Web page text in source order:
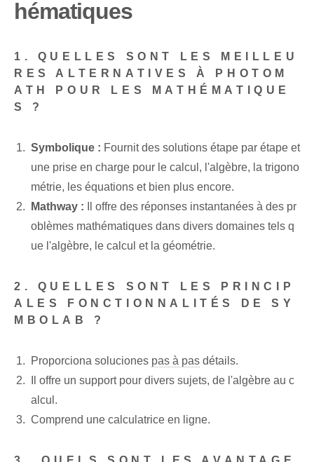
hématiques
1. QUELLES SONT LES MEILLEU
RES ALTERNATIVES À PHOTOM
ATH POUR LES MATHÉMATIQUE
S ?
Symbolique : ‌Fournit des solutions étape par étape et
une prise en charge pour le calcul, l'algèbre, la trigono
métrie, les équations et bien plus encore.
Mathway : Il offre des réponses instantanées à des pr
oblèmes mathématiques dans divers domaines tels q
ue l'algèbre, le calcul et la géométrie.
2. QUELLES SONT LES PRINCIP
ALES FONCTIONNALITÉS DE SY
MBOLAB ?
Proporciona soluciones‍ pas à pas détails.
Il offre un support pour divers ‌sujets⁢, de ⁤l'algèbre au ‍c
alcul.
Comprend⁤ une calculatrice en ligne.